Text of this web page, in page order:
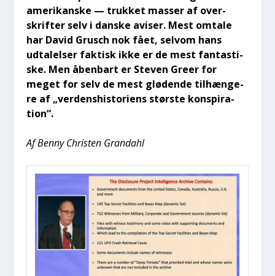
ame­ri­kan­ske — truk­ket mas­ser af over­
skrif­ter selv i dan­ske avi­ser. Mest omta­le
har David Grusch nok fået, selv­om hans
udta­lel­ser fak­tisk ikke er de mest fan­ta­sti­
ske. Men åben­bart er Ste­ven Gre­er for
meget for selv de mest glø­de­n­de til­hæn­ge­
re af „ver­dens­hi­sto­ri­ens stør­ste kon­spira­
tion“.
Af Ben­ny Chri­sten Gran­da­hl